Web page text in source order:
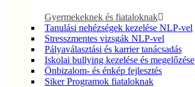
Gyermekeknek és fiataloknak
Tanulási nehézségek kezelése NLP-vel
Stresszmentes vizsgák NLP-vel
Pályaválasztási és karrier tanácsadás
Iskolai bullying kezelése és megelőzése
Önbizalom- és énkép fejlesztés
Siker Programok fiataloknak